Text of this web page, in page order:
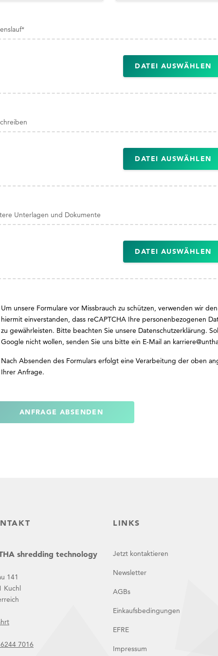
*
DATEI AUSWÄHLEN
DATEI AUSWÄHLEN
Unterlagen und Dokumente
DATEI AUSWÄHLEN
Um unsere Formulare vor Missbrauch zu schützen, verwenden wir
hiermit einverstanden, dass reCAPTCHA Ihre personenbezogenen
zu gewährleisten. Bitte beachten Sie unsere Datenschutzerklärung.
Google nicht wollen, senden Sie uns bitte ein E-Mail an
Nach Absenden des Formulars erfolgt eine Verarbeitung der oben
Ihrer Anfrage.
ANFRAGE ABSENDEN
shredding technology
141
Kuchl
7016
LINKS
Jetzt kontaktieren
Newsletter
AGBs
Einkaufsbedingungen
EFRE
Impressum